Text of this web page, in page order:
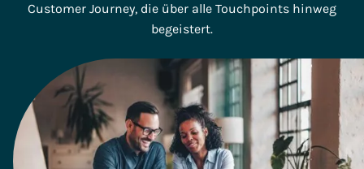
Customer Journey, die über alle Touchpoints hinweg
begeistert.